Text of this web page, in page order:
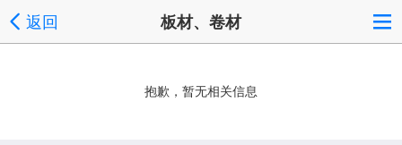
返回 板材、卷材
抱歉，暂无相关信息